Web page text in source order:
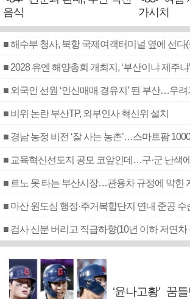
음식
가시치
■ 해수부 청사, 북항 국제여객터미널 옆에 선다
■ 2028 유엔 해양총회 개최지, ‘부산이냐 제주냐
■ 외국인 선원 ‘인신매매 경유지’ 된 부산…우
■ 비위 논란 부산TP, 외부인사 혁신위 설치
■ 경남 농정 비전 ‘잘 사는 농촌’…스마트팜
■ 교육혁신선도지 공모 코앞인데…구·군 난색에
■ 르노 못 타는 부산시장…관용차 규정에 막힌
■ 마산 원도심 행정·주거복합단지 연내 준공 수
‘윤나고황’ 꿈